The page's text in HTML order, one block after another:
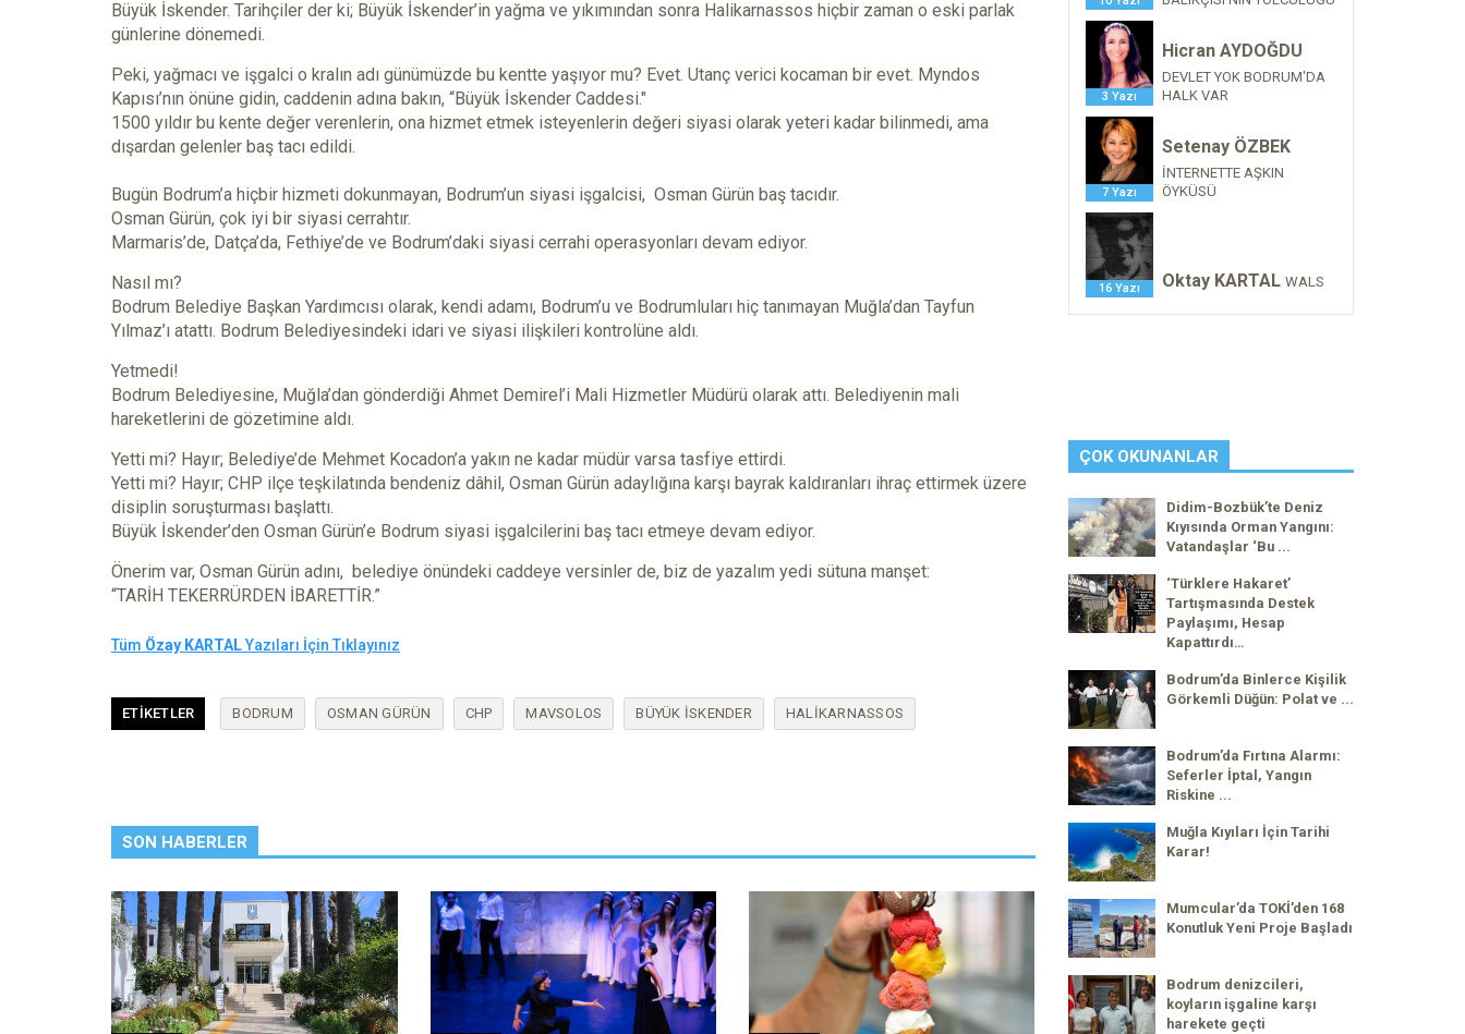
Büyük İskender. Tarihçiler der ki; Büyük İskender’in yağma ve yıkımından sonra Halikarnassos hiçbir zaman o eski parlak
günlerine dönemedi.
Peki, yağmacı ve işgalci o kralın adı günümüzde bu kentte yaşıyor mu? Evet. Utanç verici kocaman bir evet. Myndos
Kapısı’nın önüne gidin, caddenin adına bakın, “Büyük İskender Caddesi."
1500 yıldır bu kente değer verenlerin, ona hizmet etmek isteyenlerin değeri siyasi olarak yeteri kadar bilinmedi, ama
dışardan gelenler baş tacı edildi.
Bugün Bodrum’a hiçbir hizmeti dokunmayan, Bodrum’un siyasi işgalcisi, Osman Gürün baş tacıdır.
Osman Gürün, çok iyi bir siyasi cerrahtır.
Marmaris’de, Datça’da, Fethiye’de ve Bodrum’daki siyasi cerrahi operasyonları devam ediyor.
Nasıl mı?
Bodrum Belediye Başkan Yardımcısı olarak, kendi adamı, Bodrum’u ve Bodrumluları hiç tanımayan Muğla’dan Tayfun
Yılmaz’ı atattı. Bodrum Belediyesindeki idari ve siyasi ilişkileri kontrolüne aldı.
Yetmedi!
Bodrum Belediyesine, Muğla’dan gönderdiği Ahmet Demirel’i Mali Hizmetler Müdürü olarak attı. Belediyenin mali
hareketlerini de gözetimine aldı.
Yetti mi? Hayır; Belediye’de Mehmet Kocadon’a yakın ne kadar müdür varsa tasfiye ettirdi.
Yetti mi? Hayır; CHP ilçe teşkilatında bendeniz dâhil, Osman Gürün adaylığına karşı bayrak kaldıranları ihraç ettirmek üzere
disiplin soruşturması başlattı.
Büyük İskender’den Osman Gürün’e Bodrum siyasi işgalcilerini baş tacı etmeye devam ediyor.
Önerim var, Osman Gürün adını, belediye önündeki caddeye versinler de, biz de yazalım yedi sütuna manşet:
“TARİH TEKERRÜRDEN İBARETTİR.”
Tüm Özay KARTALYazıları İçin Tıklayınız
ETIKETLER BODRUM OSMAN GÜRÜN CHP MAVSOLOS BÜYÜK ISKENDER HALIKARNASSOS
SON HABERLER
3 Yazı
Hicran AYDOĞDU
DEVLET YOK BODRUM'DA
HALK VAR
7 Yazı
Setenay ÖZBEK
İNTERNETTE AŞKIN
ÖYKÜSÜ
16 Yazı Oktay KARTAL WALS
ÇOK OKUNANLAR
Didim-Bozbük’te Deniz
Kıyısında Orman Yangını:
Vatandaşlar ‘Bu ...
‘Türklere Hakaret’
Tartışmasında Destek
Paylaşımı, Hesap
Kapattırdı…
Bodrum’da Binlerce Kişilik
Görkemli Düğün: Polat ve ...
Bodrum’da Fırtına Alarmı:
Seferler İptal, Yangın
Riskine ...
Muğla Kıyıları İçin Tarihi
Karar!
Mumcular’da TOKİ’den 168
Konutluk Yeni Proje Başladı
Bodrum denizcileri,
koyların işgaline karşı
harekete geçti